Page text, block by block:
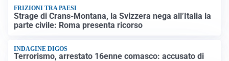
FRIZIONI TRA PAESI
Strage di Crans-Montana, la Svizzera nega all’Italia la
parte civile: Roma presenta ricorso
INDAGINE DIGOS
Terrorismo, arrestato 16enne comasco: accusato di